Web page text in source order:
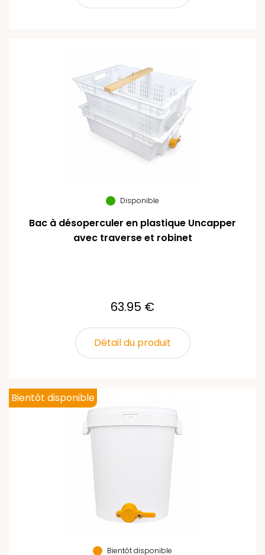
Disponible
Bac à désoperculer en plastique Uncapper
avec traverse et robinet
63.95 €
Détail du produit
Bientôt disponible
Bientôt disponible